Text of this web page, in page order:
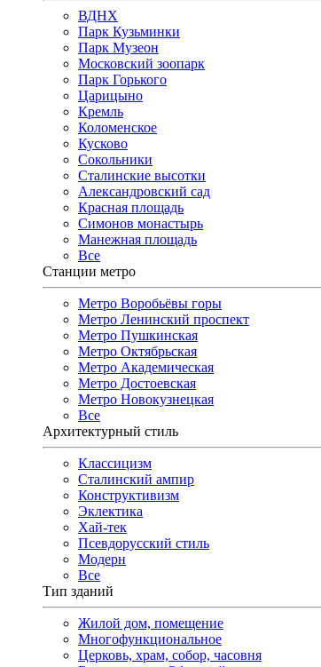
ВДНХ
Парк Кузьминки
Парк Музеон
Московский зоопарк
Парк Горького
Царицыно
Кремль
Коломенское
Кусково
Сокольники
Сталинские высотки
Александровский сад
Красная площадь
Симонов монастырь
Манежная площадь
Все
Станции метро
Метро Воробьёвы горы
Метро Ленинский проспект
Метро Пушкинская
Метро Октябрьская
Метро Академическая
Метро Достоевская
Метро Новокузнецкая
Все
Архитектурный стиль
Классицизм
Сталинский ампир
Конструктивизм
Эклектика
Хай-тек
Псевдорусский стиль
Модерн
Все
Тип зданий
Жилой дом, помещение
Многофункциональное
Церковь, храм, собор, часовня